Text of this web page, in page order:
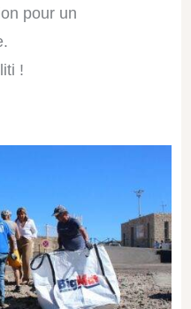
pour un
!